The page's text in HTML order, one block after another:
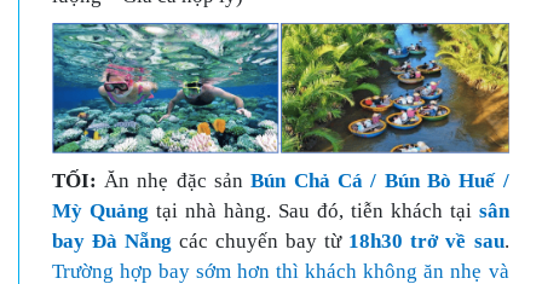
TỐI: Ăn nhẹ đặc sảnBún Chả Cá / Bún Bò Huế /
Mỳ Quảng tại nhà hàng. Sau đó, tiễn khách tại sân
bay Đà Nẵng các chuyến bay từ 18h30 trở về sau.
Trường hợp bay sớm hơn thì khách không ăn nhẹ và